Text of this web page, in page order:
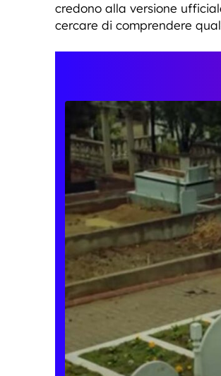
credono alla versione
cercare di comprendere